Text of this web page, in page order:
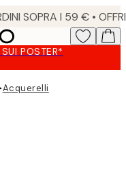
POSTER*
Acquerelli